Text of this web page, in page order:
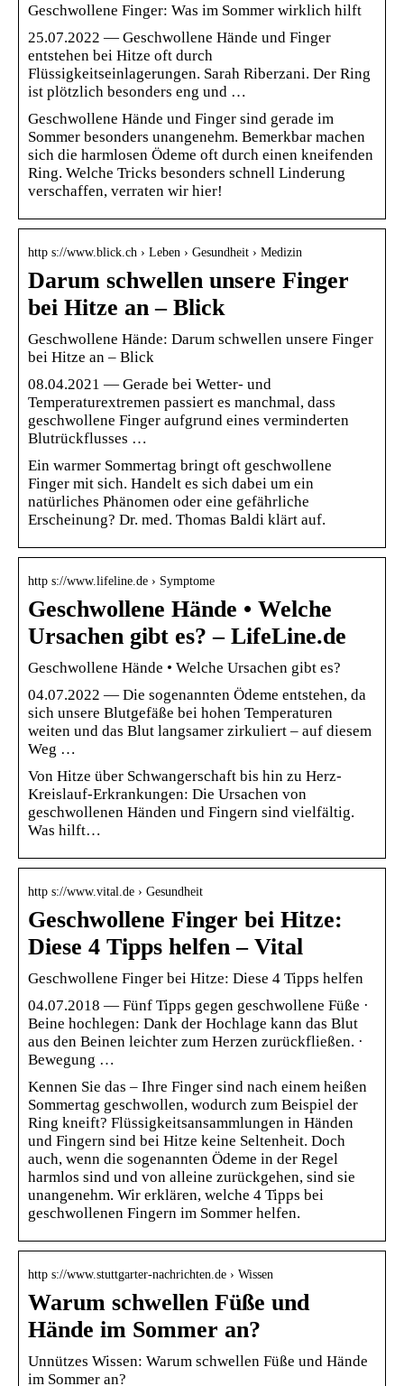
Geschwollene Finger: Was im Sommer wirklich hilft
25.07.2022 — Geschwollene Hände und Finger
entstehen bei Hitze oft durch
Flüssigkeitseinlagerungen. Sarah Riberzani. Der Ring
ist plötzlich besonders eng und …
Geschwollene Hände und Finger sind gerade im
Sommer besonders unangenehm. Bemerkbar machen
sich die harmlosen Ödeme oft durch einen kneifenden
Ring. Welche Tricks besonders schnell Linderung
verschaffen, verraten wir hier!
http s://www.blick.ch › Leben › Gesundheit › Medizin
Darum schwellen unsere Finger
bei Hitze an – Blick
Geschwollene Hände: Darum schwellen unsere Finger
bei Hitze an – Blick
08.04.2021 — Gerade bei Wetter- und
Temperaturextremen passiert es manchmal, dass
geschwollene Finger aufgrund eines verminderten
Blutrückflusses …
Ein warmer Sommertag bringt oft geschwollene
Finger mit sich. Handelt es sich dabei um ein
natürliches Phänomen oder eine gefährliche
Erscheinung? Dr. med. Thomas Baldi klärt auf.
http s://www.lifeline.de › Symptome
Geschwollene Hände • Welche
Ursachen gibt es? – LifeLine.de
Geschwollene Hände • Welche Ursachen gibt es?
04.07.2022 — Die sogenannten Ödeme entstehen, da
sich unsere Blutgefäße bei hohen Temperaturen
weiten und das Blut langsamer zirkuliert – auf diesem
Weg …
Von Hitze über Schwangerschaft bis hin zu Herz-
Kreislauf-Erkrankungen: Die Ursachen von
geschwollenen Händen und Fingern sind vielfältig.
Was hilft…
http s://www.vital.de › Gesundheit
Geschwollene Finger bei Hitze:
Diese 4 Tipps helfen – Vital
Geschwollene Finger bei Hitze: Diese 4 Tipps helfen
04.07.2018 — Fünf Tipps gegen geschwollene Füße ·
Beine hochlegen: Dank der Hochlage kann das Blut
aus den Beinen leichter zum Herzen zurückfließen. ·
Bewegung …
Kennen Sie das – Ihre Finger sind nach einem heißen
Sommertag geschwollen, wodurch zum Beispiel der
Ring kneift? Flüssigkeitsansammlungen in Händen
und Fingern sind bei Hitze keine Seltenheit. Doch
auch, wenn die sogenannten Ödeme in der Regel
harmlos sind und von alleine zurückgehen, sind sie
unangenehm. Wir erklären, welche 4 Tipps bei
geschwollenen Fingern im Sommer helfen.
http s://www.stuttgarter-nachrichten.de › Wissen
Warum schwellen Füße und
Hände im Sommer an?
Unnützes Wissen: Warum schwellen Füße und Hände
im Sommer an?